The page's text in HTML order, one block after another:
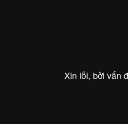
Xin lỗi, bởi vấn